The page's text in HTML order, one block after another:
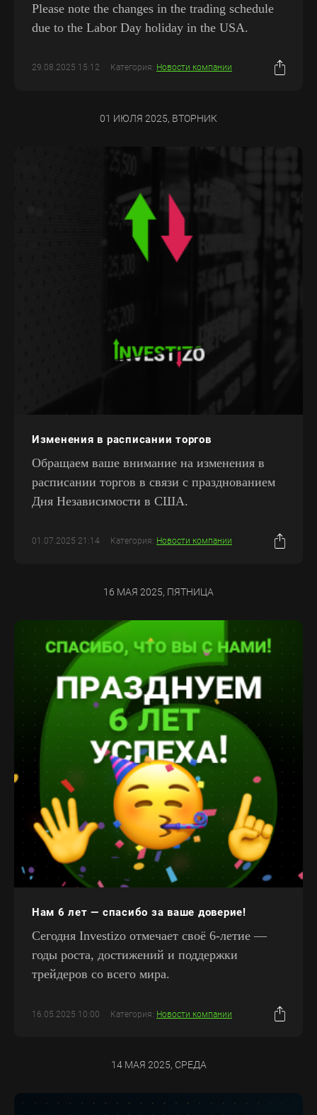
Please note the changes in the trading schedule
due to the Labor Day holiday in the USA.
29.08.2025 15:12 Категория: Новости компании
01 ИЮЛЯ 2025, ВТОРНИК
Изменения в расписании торгов
Обращаем ваше внимание на изменения в
расписании торгов в связи с празднованием
Дня Независимости в США.
01.07.2025 21:14 Категория: Новости компании
16 МАЯ 2025, ПЯТНИЦА
Нам 6 лет — спасибо за ваше доверие!
Сегодня Investizo отмечает своё 6-летие —
годы роста, достижений и поддержки
трейдеров со всего мира.
16.05.2025 10:00 Категория: Новости компании
14 МАЯ 2025, СРЕДА